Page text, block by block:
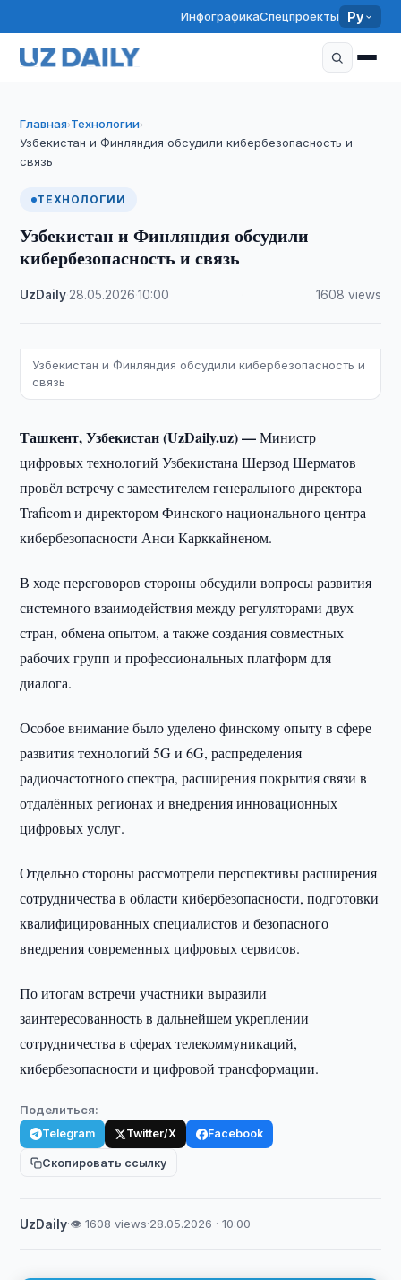
ИнфографикаСпецпроекты Ру
Главная›Технологии›
Узбекистан и Финляндия обсудили кибербезопасность и
связь
ТЕХНОЛОГИИ
Узбекистан и Финляндия обсудили
кибербезопасность и связь
UzDaily 28.05.2026 ·10:00 1608 views
Узбекистан и Финляндия обсудили кибербезопасность и
связь
Ташкент, Узбекистан (UzDaily.uz) —Министр
цифровых технологий Узбекистана Шерзод Шерматов
провёл встречу с заместителем генерального директора
Traficom и директором Финского национального центра
кибербезопасности Анси Карккайненом.
В ходе переговоров стороны обсудили вопросы развития
системного взаимодействия между регуляторами двух
стран, обмена опытом, а также создания совместных
рабочих групп и профессиональных платформ для
диалога.
Особое внимание было уделено финскому опыту в сфере
развития технологий 5G и 6G, распределения
радиочастотного спектра, расширения покрытия связи в
отдалённых регионах и внедрения инновационных
цифровых услуг.
Отдельно стороны рассмотрели перспективы расширения
сотрудничества в области кибербезопасности, подготовки
квалифицированных специалистов и безопасного
внедрения современных цифровых сервисов.
По итогам встречи участники выразили
заинтересованность в дальнейшем укреплении
сотрудничества в сферах телекоммуникаций,
кибербезопасности и цифровой трансформации.
Поделиться:
Telegram Twitter/X Facebook
Скопировать ссылку
UzDaily·👁 1608 views·28.05.2026 · 10:00